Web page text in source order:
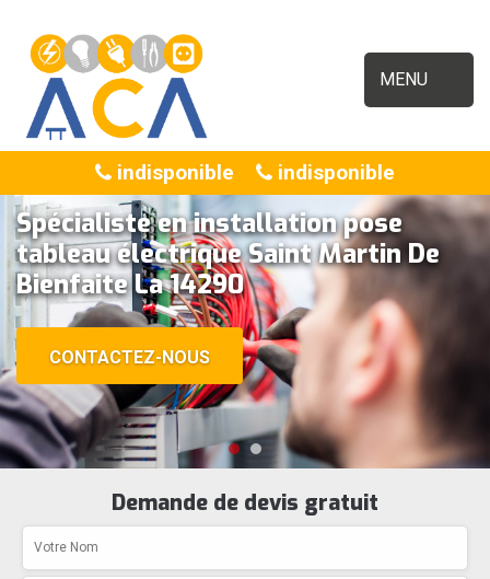
MENU
indisponible indisponible
Spécialiste en installation pose
tableau électrique Saint Martin De
Bienfaite La 14290
CONTACTEZ-NOUS
Demande de devis gratuit